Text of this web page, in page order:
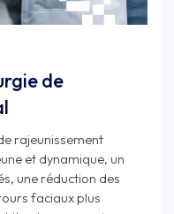
de
rajeunissement
et dynamique, un
une réduction des
faciaux plus